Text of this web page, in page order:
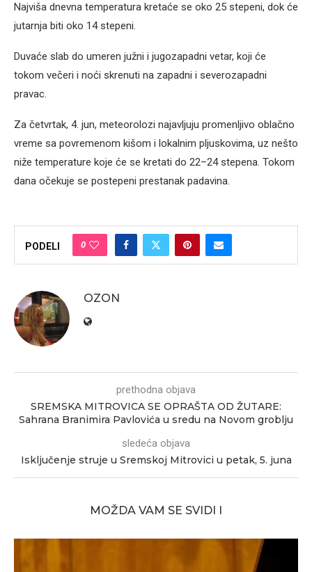
Najviša dnevna temperatura kretaće se oko 25 stepeni, dok će
jutarnja biti oko 14 stepeni.
Duvaće slab do umeren južni i jugozapadni vetar, koji će
tokom večeri i noći skrenuti na zapadni i severozapadni
pravac.
Za četvrtak, 4. jun, meteorolozi najavljuju promenljivo oblačno
vreme sa povremenom kišom i lokalnim pljuskovima, uz nešto
niže temperature koje će se kretati do 22–24 stepena. Tokom
dana očekuje se postepeni prestanak padavina.
PODELI 0
OZON
prethodna objava
SREMSKA MITROVICA SE OPRAŠTA OD ŽUTARE:
Sahrana Branimira Pavlovića u sredu na Novom groblju
sledeća objava
Isključenje struje u Sremskoj Mitrovici u petak, 5. juna
MOŽDA VAM SE SVIDI I